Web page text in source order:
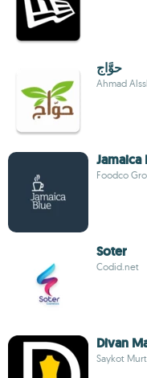
حوَّاج
Ahmad
Jamaica
Foodco
Soter
Codid.net
Divan
Saykot